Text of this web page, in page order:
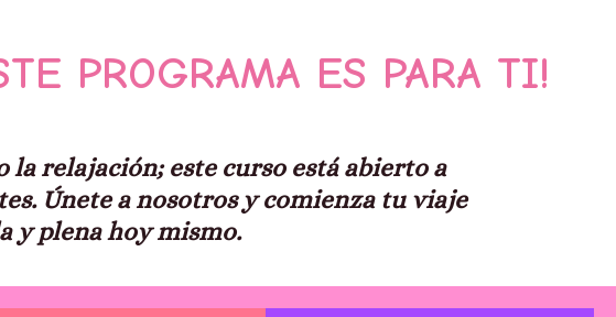
PROGRAMA ES PARA TI!
relajación; este curso está abierto a
Únete a nosotros y comienza tu viaje
y plena hoy mismo.